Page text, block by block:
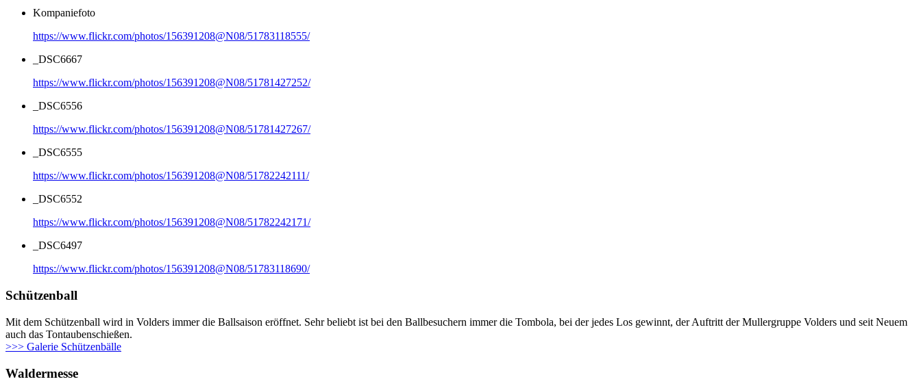
Kompaniefoto
https://www.flickr.com/photos/156391208@N08/51783118555/
_DSC6667
https://www.flickr.com/photos/156391208@N08/51781427252/
_DSC6556
https://www.flickr.com/photos/156391208@N08/51781427267/
_DSC6555
https://www.flickr.com/photos/156391208@N08/51782242111/
_DSC6552
https://www.flickr.com/photos/156391208@N08/51782242171/
_DSC6497
https://www.flickr.com/photos/156391208@N08/51783118690/
Schützenball
Mit dem Schützenball wird in Volders immer die Ballsaison eröffnet. Sehr beliebt ist bei den Ballbesuchern immer die Tombola, bei der jedes Los gewinnt, der Auftritt der Mullergruppe Volders und seit Neuem
auch das Tontaubenschießen.
>>> Galerie Schützenbälle
Waldermesse